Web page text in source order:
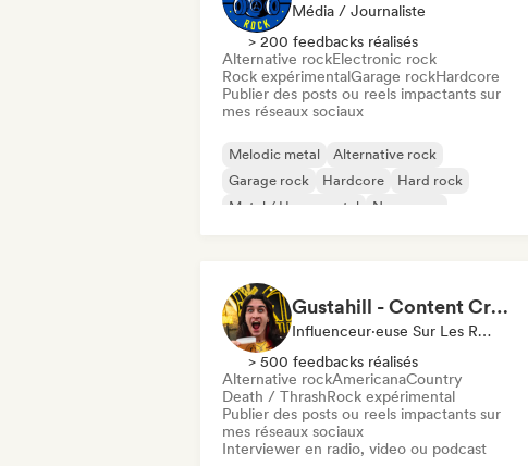
Média / Journaliste
> 200 feedbacks réalisés
Alternative rockElectronic rock
Rock expérimentalGarage rockHardcore
Publier des posts ou reels impactants sur
mes réseaux sociaux
Melodic metal
Alternative rock
Garage rock
Hardcore
Hard rock
Metal / Heavy metal
New wave
Gustahill - Content Creator
Influenceur·euse Sur Les Réseaux Sociaux
> 500 feedbacks réalisés
Alternative rockAmericanaCountry
Death / ThrashRock expérimental
Publier des posts ou reels impactants sur
mes réseaux sociaux
Interviewer en radio, video ou podcast